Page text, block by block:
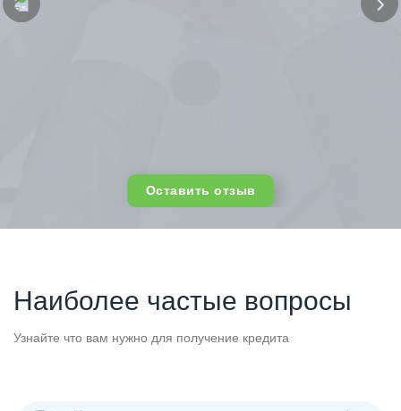
Оставить отзыв
Наиболее частые вопросы
Узнайте что вам нужно для получение кредита